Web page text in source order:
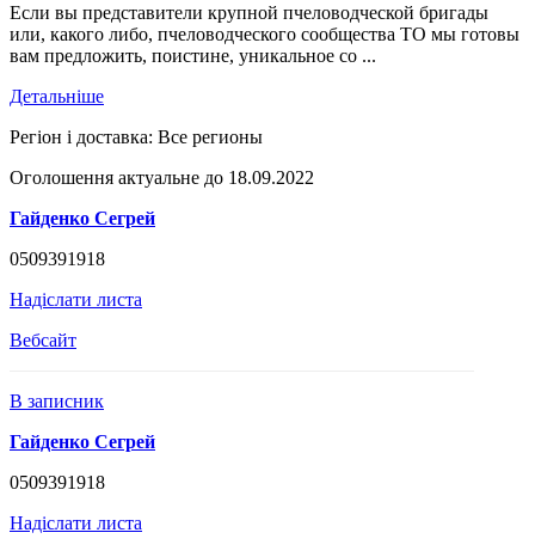
Если вы представители крупной пчеловодческой бригады
или, какого либо, пчеловодческого сообщества ТО мы готовы
вам предложить, поистине, уникальное со ...
Детальніше
Регіон і доставка: Все регионы
Оголошення актуальне до 18.09.2022
Гайденко Сегрей
0509391918
Надіслати листа
Вебсайт
В записник
Гайденко Сегрей
0509391918
Надіслати листа